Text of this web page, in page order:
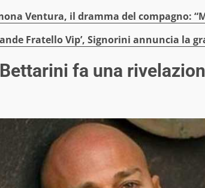
Ventura, il dramma del compagno:
Fratello Vip’, Signorini annuncia la
fa una